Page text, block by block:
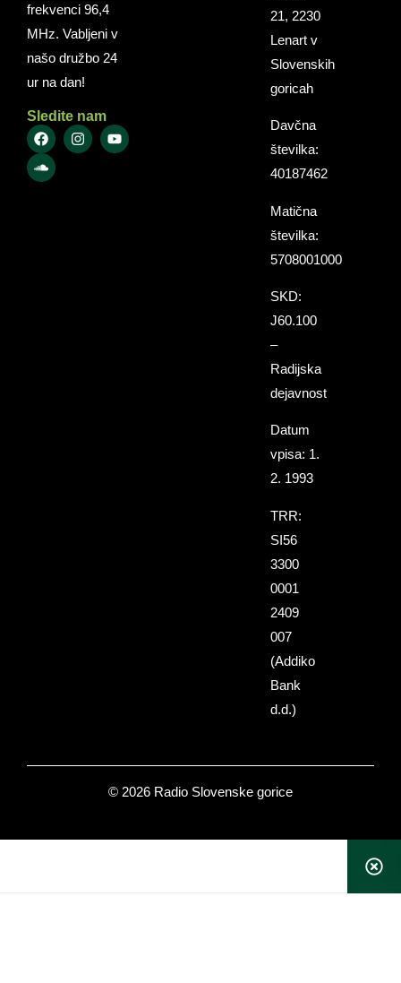
frekvenci 96,4
MHz. Vabljeni v
našo družbo 24
ur na dan!
Sledite nam
21, 2230
Lenart v
Slovenskih
goricah
Davčna
številka:
40187462
Matična
številka:
5708001000
SKD:
J60.100
–
Radijska
dejavnost
Datum
vpisa: 1.
2. 1993
TRR:
SI56
3300
0001
2409
007
(Addiko
Bank
d.d.)
© 2026 Radio Slovenske gorice